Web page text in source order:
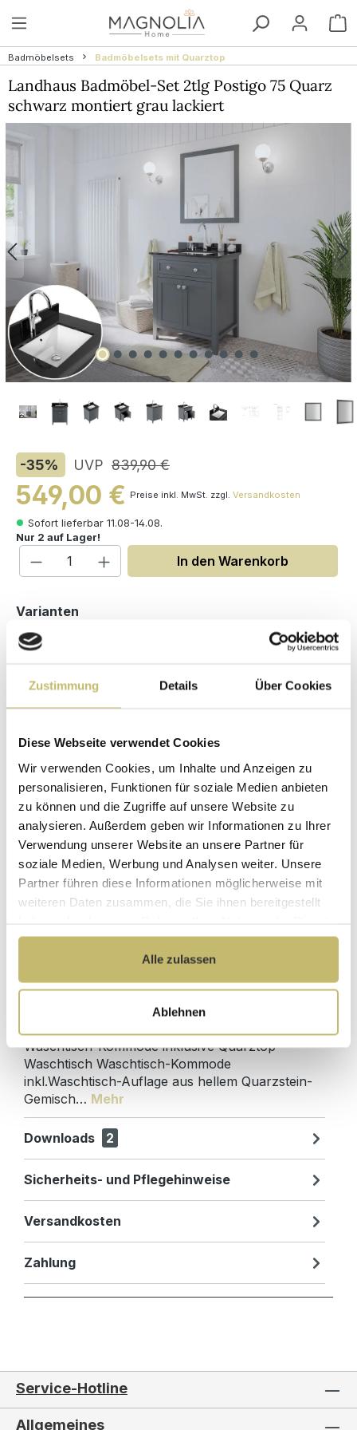
Zustimmung Details Über Cookies
Diese Webseite verwendet Cookies
Wir verwenden Cookies, um Inhalte und Anzeigen zu
personalisieren, Funktionen für soziale Medien anbieten
zu können und die Zugriffe auf unsere Website zu
analysieren. Außerdem geben wir Informationen zu Ihrer
Verwendung unserer Website an unsere Partner für
soziale Medien, Werbung und Analysen weiter. Unsere
Partner führen diese Informationen möglicherweise mit
weiteren Daten zusammen, die Sie ihnen bereitgestellt
gesammelt haben.
Alle zulassen
Ablehnen
Zum Hauptinhalt springen
Badmöbelsets Badmöbelsets mit Quarztop
Landhaus Badmöbel-Set 2tlg Postigo 75 Quarz
schwarz montiert grau lackiert
-35% UVP 839,90 €
549,00 € Preise inkl. MwSt. zzgl. Versandkosten
Sofort lieferbar 11.08-14.08.
Nur 2 auf Lager!
Produkt Anzahl: Gib den
In den Warenkorb
Varianten
Maße (H/B/T): 86 / 76 / 56 cm
Hochwertige
Materialien
Herstellerpreis
ohne
Zwischenhändler
Kundenbetreuung
mit bester
Bewertung
Gut verpackt für
beschädigungsfreie
Lieferung
Designed in
Germany
1 Monat risikofreies
Rückgaberecht
Produktdetails
Waschtisch-Kommode inklusive Quarztop-
Waschtisch Waschtisch-Kommode
inkl.Waschtisch-Auflage aus hellem Quarzstein-
Gemisch… Mehr
Downloads 2
Sicherheits- und Pflegehinweise
Versandkosten
Zahlung
Service-Hotline
Allgemeines